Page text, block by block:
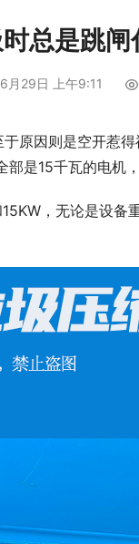
总是跳闸
月29日 上午9:11
原因则是空开惹
是15千瓦的电机
，无论是设备